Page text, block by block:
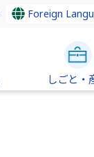
Foreign
しごと・